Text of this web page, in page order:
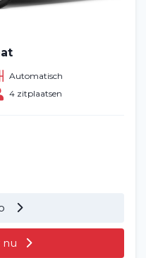
Automatisch
4 zitplaatsen
nu